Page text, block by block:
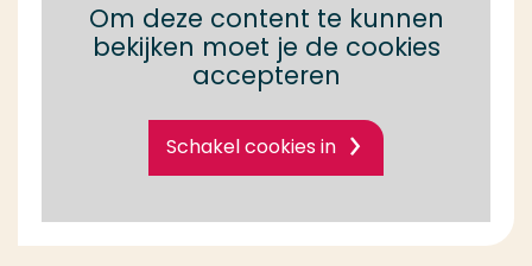
Om deze content te kunnen
bekijken moet je de cookies
accepteren
Schakel cookies in